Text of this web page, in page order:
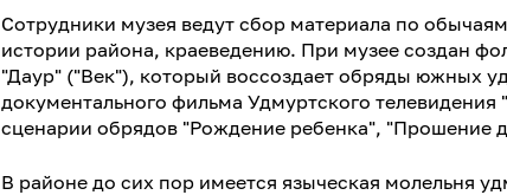
Сотрудники музея ведут сбор материала по
истории района, краеведению. При музее создан
"Даур" ("Век"), который воссоздает обряды южных
документального фильма Удмуртского
сценарии обрядов "Рождение ребенка", "Прошение
В районе до сих пор имеется языческая молельня